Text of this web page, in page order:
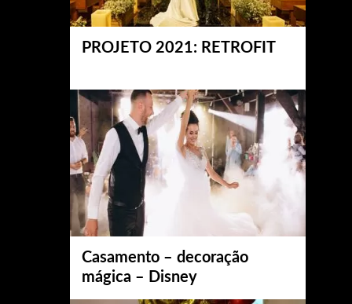
PROJETO 2021: RETROFIT
Casamento – decoração
mágica – Disney